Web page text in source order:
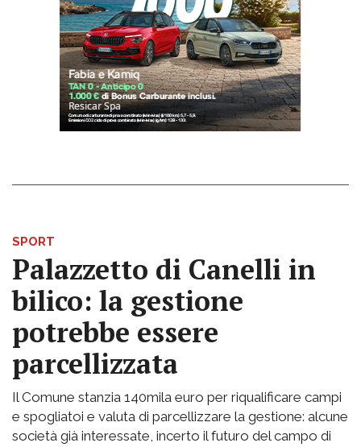
SPORT
Palazzetto di Canelli in
bilico: la gestione
potrebbe essere
parcellizzata
Il Comune stanzia 140mila euro per riqualificare campi
e spogliatoi e valuta di parcellizzare la gestione: alcune
società già interessate, incerto il futuro del campo di